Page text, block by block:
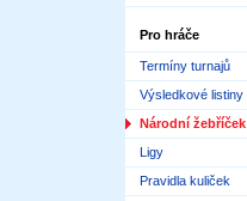
Pro hráče
Termíny turnajů
Výsledkové listiny
Národní žebříček
Ligy
Pravidla kuliček